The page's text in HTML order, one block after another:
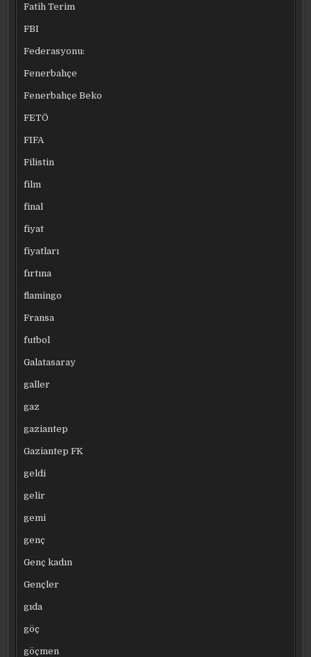
Fatih Terim
FBI
Federasyonu:
Fenerbahçe
Fenerbahçe Beko
FETÖ
FIFA
Filistin
film
final
fiyat
fiyatları
fırtına
flamingo
Fransa
futbol
Galatasaray
galler
gaz
gaziantep
Gaziantep FK
geldi
gelir
gemi
genç
Genç kadın
Gençler
gıda
göç
göçmen